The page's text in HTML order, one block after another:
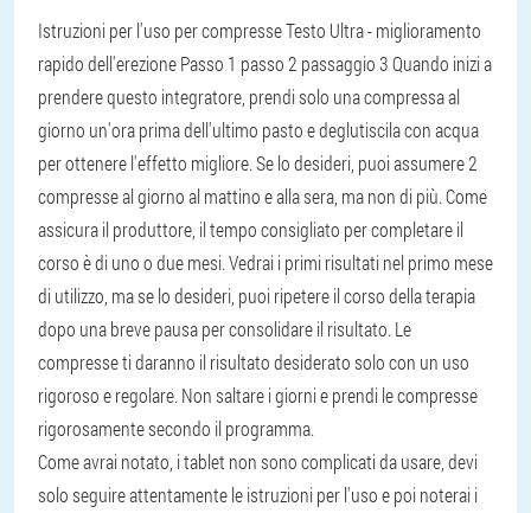
Istruzioni per l'uso per compresse Testo Ultra - miglioramento
rapido dell'erezionePasso 1 passo 2 passaggio 3 Quando inizi a
prendere questo integratore, prendi solo una compressa al
giorno un'ora prima dell'ultimo pasto e deglutiscila con acqua
per ottenere l'effetto migliore. Se lo desideri, puoi assumere 2
compresse al giorno al mattino e alla sera, ma non di più. Come
assicura il produttore, il tempo consigliato per completare il
corso è di uno o due mesi. Vedrai i primi risultati nel primo mese
di utilizzo, ma se lo desideri, puoi ripetere il corso della terapia
dopo una breve pausa per consolidare il risultato. Le
compresse ti daranno il risultato desiderato solo con un uso
rigoroso e regolare. Non saltare i giorni e prendi le compresse
rigorosamente secondo il programma.
Come avrai notato, i tablet non sono complicati da usare, devi
solo seguire attentamente le istruzioni per l'uso e poi noterai i